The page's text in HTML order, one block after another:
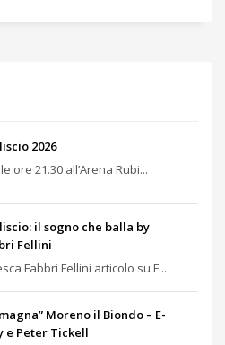
2026
ore 21.30 all’Arena Rubi...
il sogno che balla by
Fellini
Fabbri Fellini articolo su F...
Moreno il Biondo – E-
e Peter Tickell